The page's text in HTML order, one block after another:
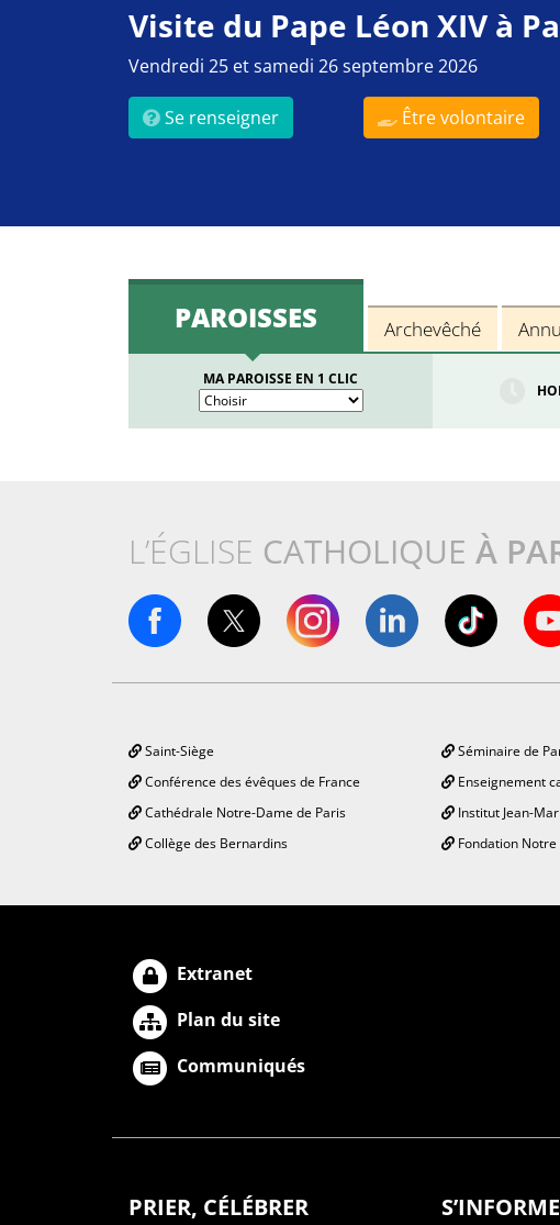
Visite du Pape Léon XIV à
Vendredi 25 et samedi 26 septembre 2026
Se renseigner Être volontaire
PAROISSES Archevêché
MA PAROISSE EN 1 CLIC
L’ÉGLISE CATHOLIQUE À
Saint-Siège
Conférence des évêques de France
Cathédrale Notre-Dame de Paris
Collège des Bernardins
Séminaire de
Enseignement
Institut Jean-
Fondation Notre
Extranet
Plan du site
Communiqués
PRIER, CÉLÉBRER